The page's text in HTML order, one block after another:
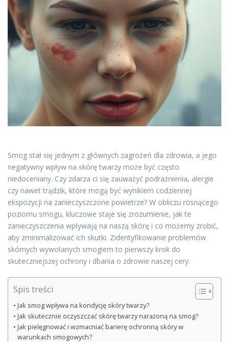
Smog stał się jednym z głównych zagrożeń dla zdrowia, a jego
negatywny wpływ na skórę twarzy może być często
niedoceniany. Czy zdarza ci się zauważyć podrażnienia, alergie
czy nawet trądzik, które mogą być wynikiem codziennej
ekspozycji na zanieczyszczone powietrze? W obliczu rosnącego
poziomu smogu, kluczowe staje się zrozumienie, jak te
zanieczyszczenia wpływają na naszą skórę i co możemy zrobić,
aby zminimalizować ich skutki. Zidentyfikowanie problemów
skórnych wywołanych smogiem to pierwszy krok do
skuteczniejszej ochrony i dbania o zdrowie naszej cery.
Spis treści
Jak smog wpływa na kondycję skóry twarzy?
Jak skutecznie oczyszczać skórę twarzy narażoną na smog?
Jak pielęgnować i wzmacniać barierę ochronną skóry w
warunkach smogowych?